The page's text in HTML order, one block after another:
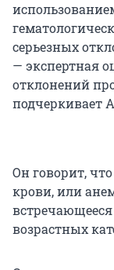
серьезных
— экспертная
отклонений
подчеркивает
Он говорит,
крови, или
возрастных